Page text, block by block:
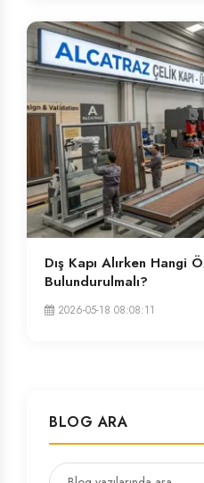
Dış Kapı Alırken Hangi
Bulundurulmalı?
2026-05-18 08:08:11
BLOG ARA